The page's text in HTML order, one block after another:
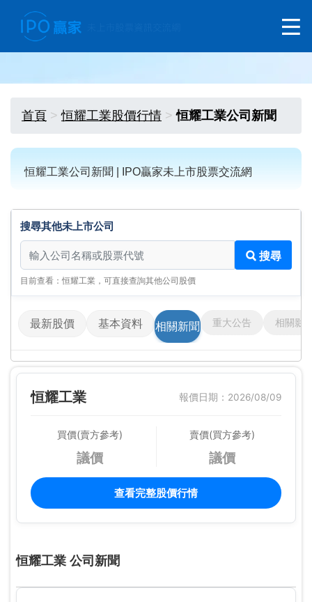
首頁 恒耀工業股價行情 恒耀工業公司新聞
恒耀工業公司新聞 | IPO贏家未上市股票交流網
搜尋其他未上市公司
搜尋其他未上市公司
搜尋
目前查看：恒耀工業，可直接查詢其他公司股價
最新股價 基本資料 相關新聞 重大公告 相關影
恒耀工業 報價日期：2026/08/09
買價(賣方參考)
議價
賣價(買方參考)
議價
查看完整股價行情
恒耀工業 公司新聞